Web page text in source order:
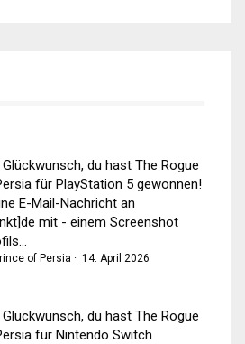
du hast The Rogue
für PlayStation 5 gewonnen!
E-Mail-Nachricht an
mit - einem Screenshot
of Persia · 14. April 2026
du hast The Rogue
für Nintendo Switch